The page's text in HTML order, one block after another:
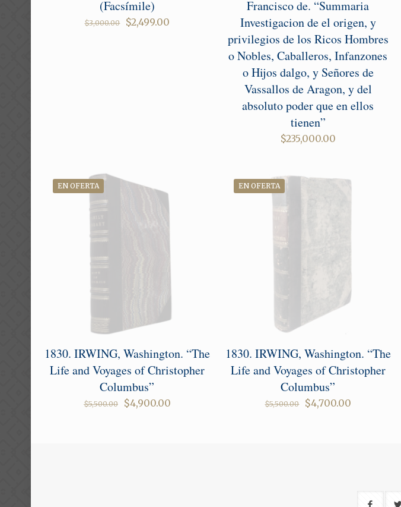
(Facsímile)
$3,000.00
Original
$2,499.00
Francisco de. “Summaria
Investigacion de el origen, y
privilegios de los Ricos Hombres
o Nobles, Caballeros, Infanzones
o Hijos dalgo, y Señores de
Vassallos de Aragon, y del
absoluto poder que en ellos
tienen”
$235,000.00
EN OFERTA
1830. IRWING, Washington. “The
Life and Voyages of Christopher
Columbus”
$5,500.00
Original
$4,900.00Current
EN OFERTA
1830. IRWING, Washington. “The
Life and Voyages of Christopher
Columbus”
$5,500.00
Original
$4,700.00